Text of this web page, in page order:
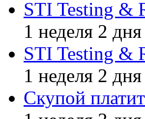
STI Testing &
1 неделя 2 дня
STI Testing &
1 неделя 2 дня
Скупой